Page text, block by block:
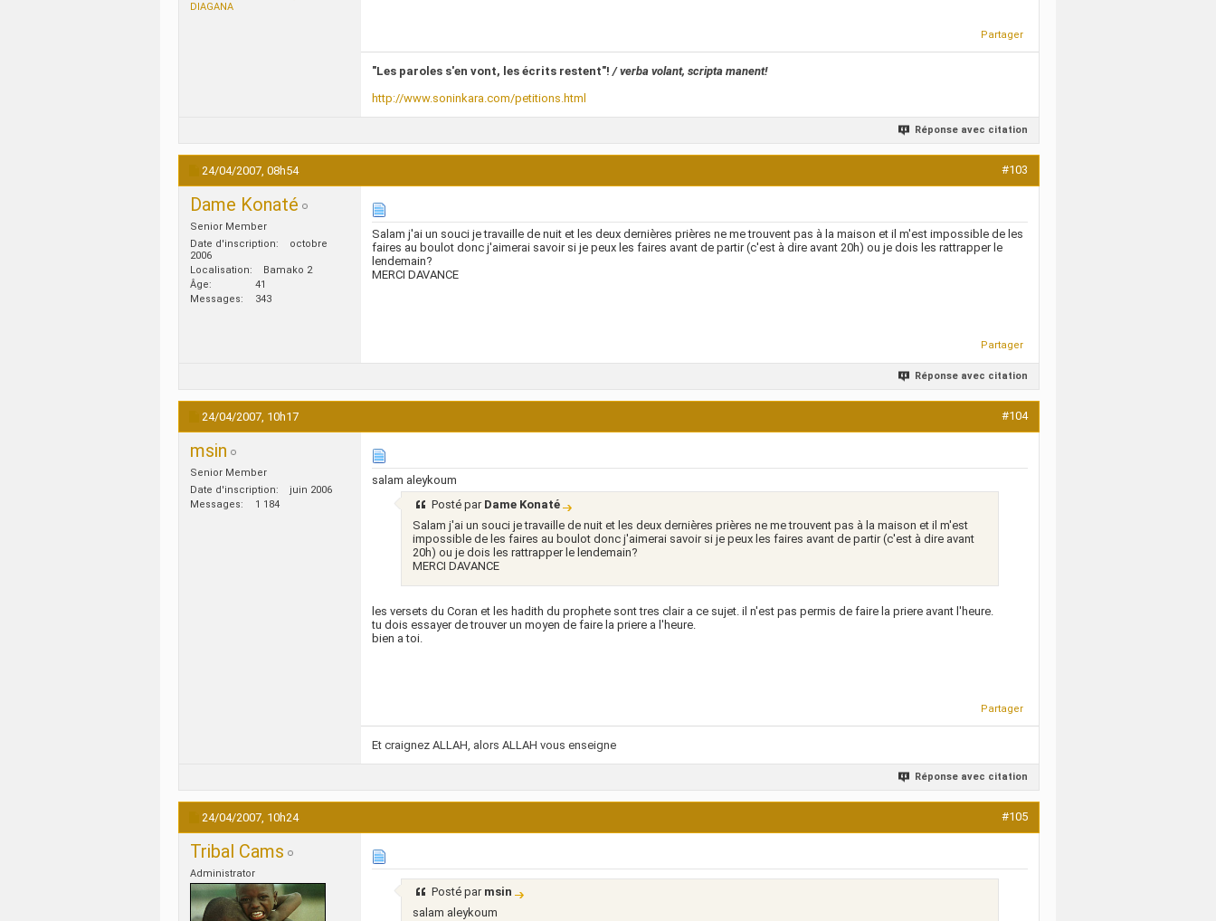
Partager
"Les paroles s'en vont, les écrits restent"! / verba volant, scripta manent!
http://www.soninkara.com/petitions.html
Réponse avec citation
24/04/2007, 08h54 #103
Dame Konaté
Senior Member
Date d'inscription
octobre
2006
Localisation
Bamako 2
Âge
41
Messages
343
Salam j'ai un souci je travaille de nuit et les deux dernières prières ne me trouvent pas à la maison et il m'est impossible de les
faires au boulot donc j'aimerai savoir si je peux les faires avant de partir (c'est à dire avant 20h) ou je dois les rattrapper le
lendemain?
MERCI DAVANCE
Partager
Réponse avec citation
24/04/2007, 10h17 #104
msin
Senior Member
Date d'inscription
juin 2006
Messages
1 184
salam aleykoum
Posté par Dame Konaté
Salam j'ai un souci je travaille de nuit et les deux dernières prières ne me trouvent pas à la maison et il m'est
impossible de les faires au boulot donc j'aimerai savoir si je peux les faires avant de partir (c'est à dire avant
20h) ou je dois les rattrapper le lendemain?
MERCI DAVANCE
les versets du Coran et les hadith du prophete sont tres clair a ce sujet. il n'est pas permis de faire la priere avant l'heure.
tu dois essayer de trouver un moyen de faire la priere a l'heure.
bien a toi.
Partager
Et craignez ALLAH, alors ALLAH vous enseigne
Réponse avec citation
24/04/2007, 10h24 #105
Tribal Cams
Administrator
Posté par msin
salam aleykoum